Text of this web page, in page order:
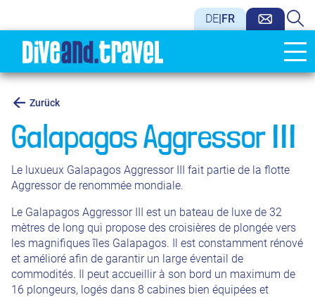
DE FR
Zurück
Galapagos Aggressor III
Le luxueux Galapagos Aggressor III fait partie de la flotte
Aggressor de renommée mondiale.
Le Galapagos Aggressor III est un bateau de luxe de 32
mètres de long qui propose des croisières de plongée vers
les magnifiques îles Galapagos. Il est constamment rénové
et amélioré afin de garantir un large éventail de
commodités. Il peut accueillir à son bord un maximum de
16 plongeurs, logés dans 8 cabines bien équipées et